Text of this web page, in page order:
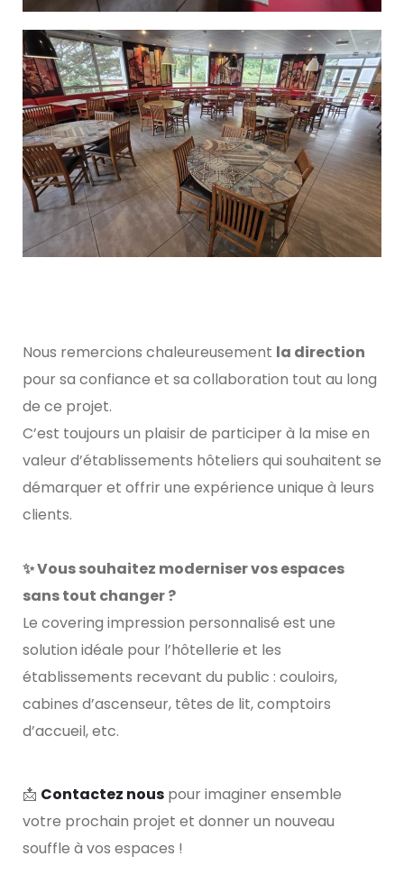
Nous remercions chaleureusement la direction
pour sa confiance et sa collaboration tout au long
de ce projet.
C’est toujours un plaisir de participer à la mise en
valeur d’établissements hôteliers qui souhaitent se
démarquer et offrir une expérience unique à leurs
clients.
✨ Vous souhaitez moderniser vos espaces
sans tout changer ?
Le covering impression personnalisé est une
solution idéale pour l’hôtellerie et les
établissements recevant du public : couloirs,
cabines d’ascenseur, têtes de lit, comptoirs
d’accueil, etc.
📩 Contactez nous pour imaginer ensemble
votre prochain projet et donner un nouveau
souffle à vos espaces !